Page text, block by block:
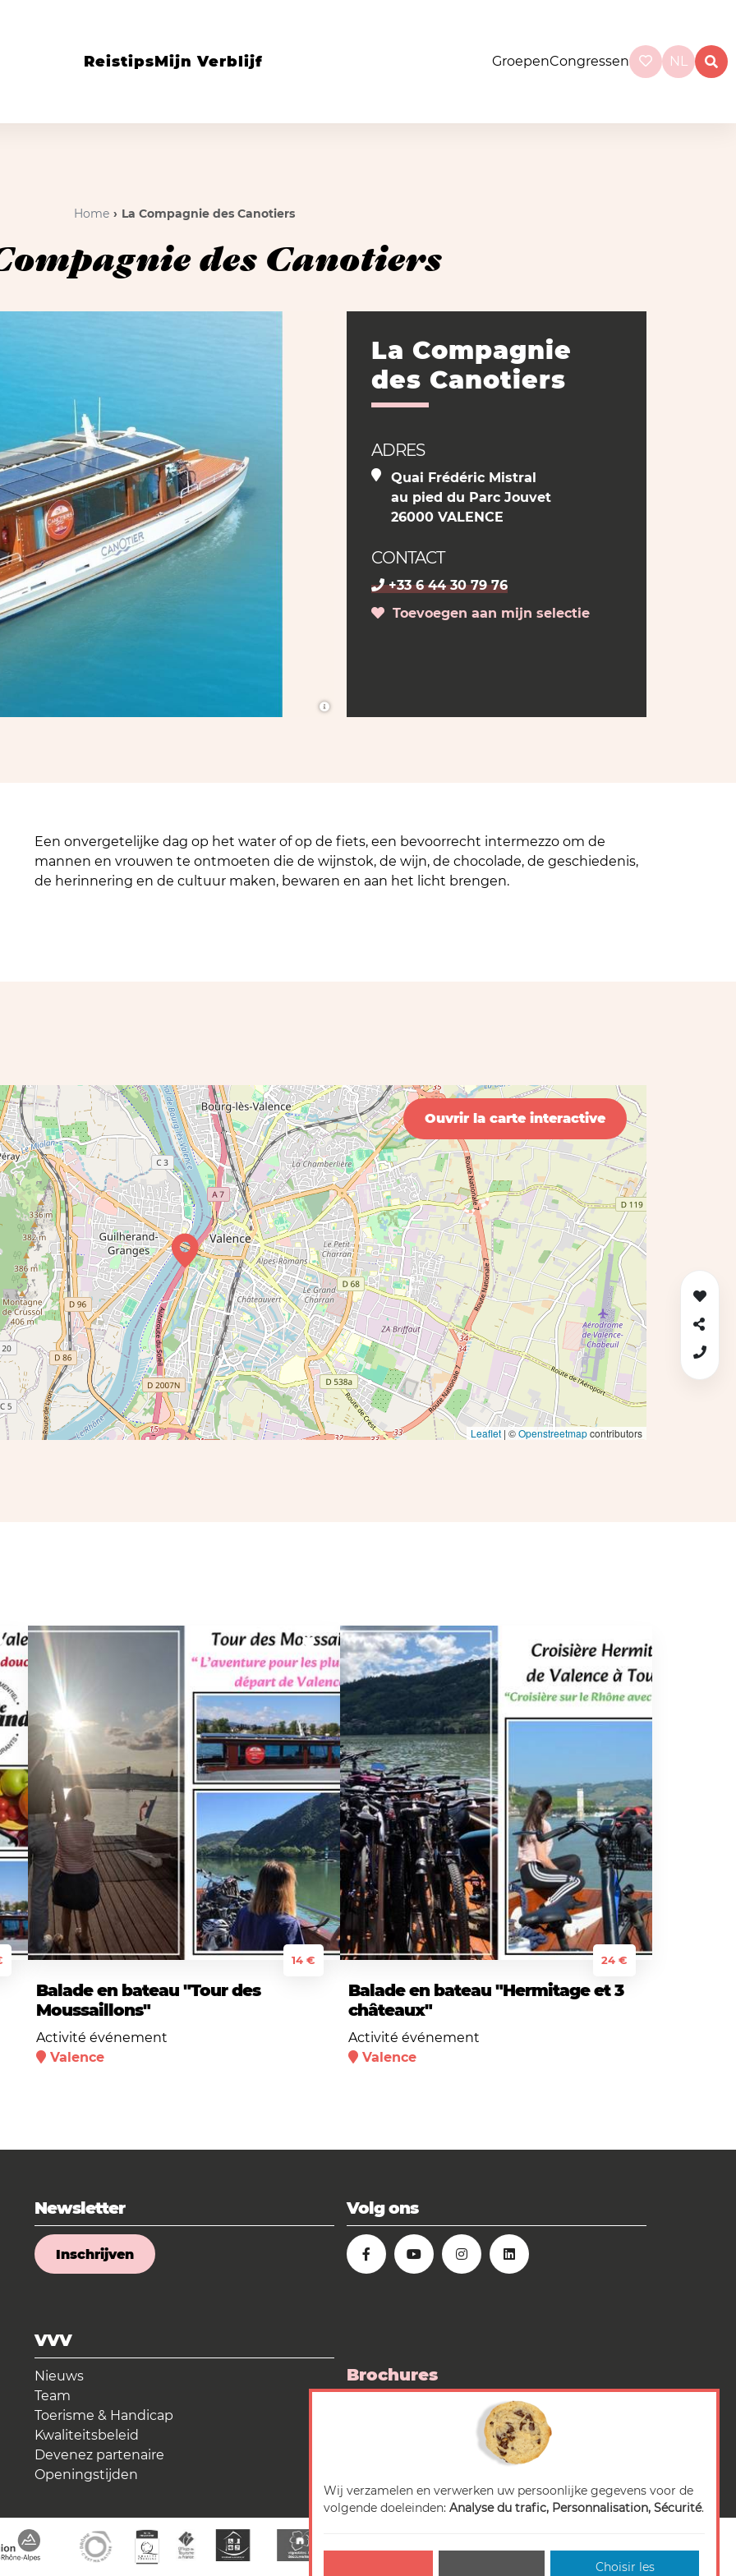
ReistipsMijn Verblijf GroepenCongressen NL
Home La Compagnie des Canotiers
des Canotiers
La Compagnie
des Canotiers
ADRES
Quai Frédéric Mistral
au pied du Parc Jouvet
26000 VALENCE
CONTACT
+33 6 44 30 79 76
Toevoegen aan mijn selectie
Een onvergetelijke dag op het water of op de fiets, een bevoorrecht intermezzo om de
mannen en vrouwen te ontmoeten die de wijnstok, de wijn, de chocolade, de geschiedenis,
de herinnering en de cultuur maken, bewaren en aan het licht brengen.
Ouvrir la carte interactive
Leaflet| ©Openstreetmapcontributors
14 €
Balade en bateau "Tour des
Moussaillons"
Activité événement
Valence
24 €
Balade en bateau "Hermitage et 3
châteaux"
Activité événement
Valence
Newsletter
Inschrijven
Volg ons
VVV
Nieuws
Team
Toerisme & Handicap
Kwaliteitsbeleid
Devenez partenaire
Openingstijden
Brochures
Wij verzamelen en verwerken uw persoonlijke gegevens voor de
volgende doeleinden: Analyse du trafic, Personnalisation, Sécurité.
Choisir les